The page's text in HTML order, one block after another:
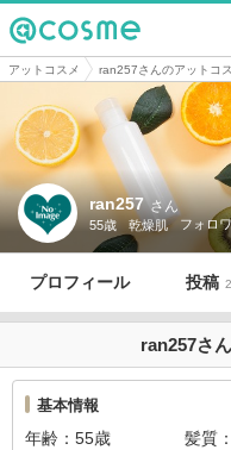
@cosme
アットコスメ ran257さんのアットコ
ran257 さん
55歳 乾燥肌
プロフィール 投稿
ran257さ
基本情報
年齢 55歳 髪質